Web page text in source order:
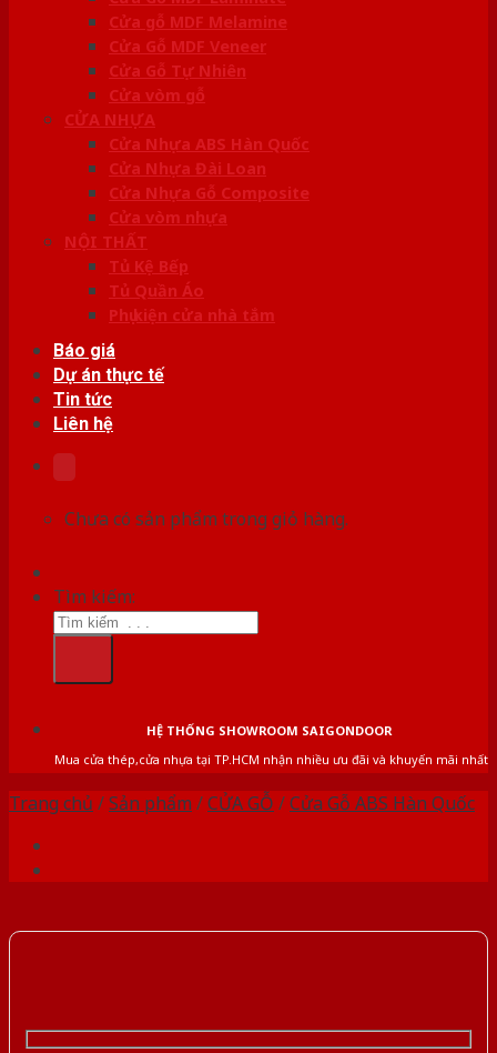
Cửa gỗ MDF Melamine
Cửa Gỗ MDF Veneer
Cửa Gỗ Tự Nhiên
Cửa vòm gỗ
CỬA NHỰA
Cửa Nhựa ABS Hàn Quốc
Cửa Nhựa Đài Loan
Cửa Nhựa Gỗ Composite
Cửa vòm nhựa
NỘI THẤT
Tủ Kệ Bếp
Tủ Quần Áo
Phụ kiện cửa nhà tắm
Báo giá
Dự án thực tế
Tin tức
Liên hệ
Chưa có sản phẩm trong giỏ hàng.
Tìm kiếm:
HỆ THỐNG SHOWROOM SAIGONDOOR
Mua cửa thép,cửa nhựa tại TP.HCM nhận nhiều ưu đãi và khuyến mãi nhất
Trang chủ /Sản phẩm /CỬA GỖ /Cửa Gỗ ABS Hàn Quốc